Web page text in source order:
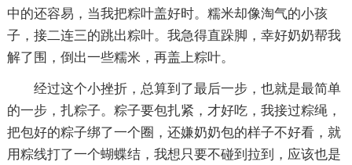
中的还容易，当我把粽叶盖好时。糯米却像淘气的小孩
子，接二连三的跳出粽叶。我急得直跺脚，幸好奶奶帮我
解了围，倒出一些糯米，再盖上粽叶。
经过这个小挫折，总算到了最后一步，也就是最简单
的一步，扎粽子。粽子要包扎紧，才好吃，我接过粽绳，
把包好的粽子绑了一个圈，还嫌奶奶包的样子不好看，就
用粽线打了一个蝴蝶结，我想只要不碰到拉到，应该也是